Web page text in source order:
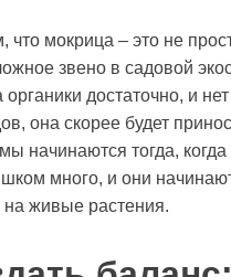
что мокрица – это не
звено в садовой
органики достаточно, и
она скорее будет
начинаются тогда,
много, и они
на живые растения.